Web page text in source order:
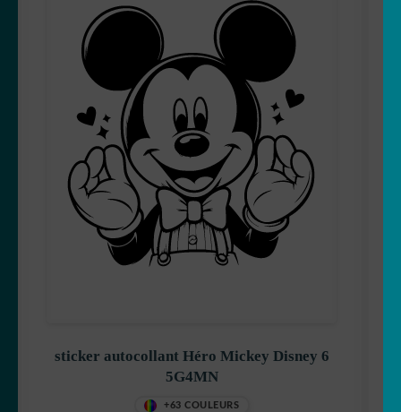
sticker autocollant Héro Mickey Disney 6
5G4MN
+63 COULEURS